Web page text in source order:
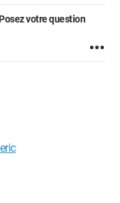
Posez votre question